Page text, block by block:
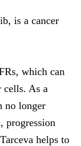
is a cancer
which can
cells. As a
no longer
progression
helps to